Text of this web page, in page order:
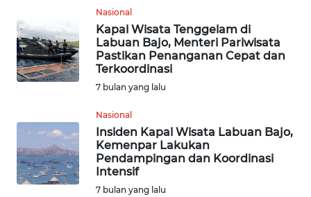
Nasional
Kapal Wisata Tenggelam di
Labuan Bajo, Menteri Pariwisata
Pastikan Penanganan Cepat dan
Terkoordinasi
7 bulan yang lalu
Nasional
Insiden Kapal Wisata Labuan Bajo,
Kemenpar Lakukan
Pendampingan dan Koordinasi
Intensif
7 bulan yang lalu
WN
PAPUA
BARAT
WN
RIAU